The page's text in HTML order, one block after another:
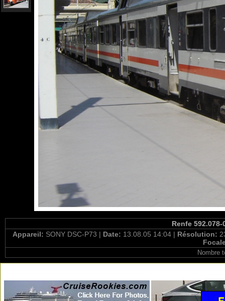
Renfe
Appareil: SONY DSC-P73 | Date: 13.08.05 14:04 | Résolution:
Nombre